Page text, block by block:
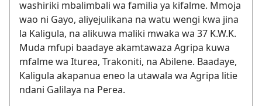
washiriki mbalimbali wa familia ya kifalme. Mmoja
wao ni Gayo, aliyejulikana na watu wengi kwa jina
la Kaligula, na alikuwa maliki mwaka wa 37 K.W.K.
Muda mfupi baadaye akamtawaza Agripa kuwa
mfalme wa Iturea, Trakoniti, na Abilene. Baadaye,
Kaligula akapanua eneo la utawala wa Agripa litie
ndani Galilaya na Perea.